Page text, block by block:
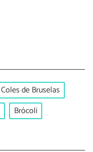
Coles de Bruselas
Brócoli